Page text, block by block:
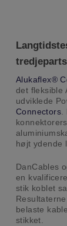
Alukaflex®
det fleksible
udviklede
Connectors.
højt ydende
DanCables
en
stik koblet
belaste
stikket.